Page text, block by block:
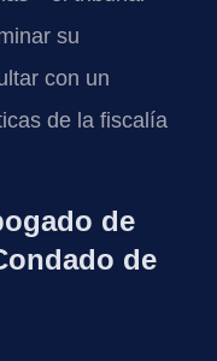
su
con un
de la fiscalía
de
de